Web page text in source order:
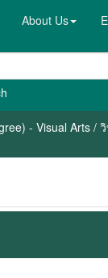
About Us
- Visual Arts